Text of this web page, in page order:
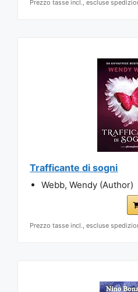
Prezzo tasse incl., escluse
Trafficante di sogni
Webb, Wendy (Author)
Prezzo tasse incl., escluse